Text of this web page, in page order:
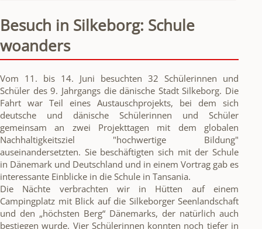
Besuch in Silkeborg: Schule
woanders
Vom 11. bis 14. Juni besuchten 32 Schülerinnen und
Schüler des 9. Jahrgangs die dänische Stadt Silkeborg. Die
Fahrt war Teil eines Austauschprojekts, bei dem sich
deutsche und dänische Schülerinnen und Schüler
gemeinsam an zwei Projekttagen mit dem globalen
Nachhaltigkeitsziel "hochwertige Bildung"
auseinandersetzten. Sie beschäftigten sich mit der Schule
in Dänemark und Deutschland und in einem Vortrag gab es
interessante Einblicke in die Schule in Tansania.
Die Nächte verbrachten wir in Hütten auf einem
Campingplatz mit Blick auf die Silkeborger Seenlandschaft
und den „höchsten Berg“ Dänemarks, der natürlich auch
bestiegen wurde. Vier Schülerinnen konnten noch tiefer in